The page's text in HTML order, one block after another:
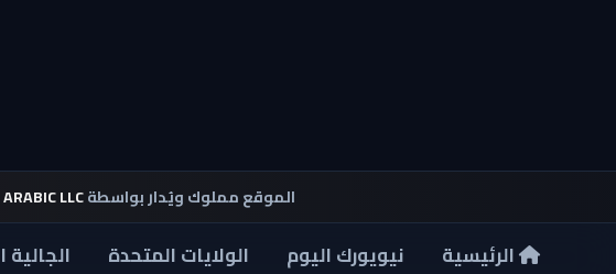
الموقع مملوك ويُدار بواسطةLLC
الرئيسية نيويورك اليوم الولايات المتحدة الجالية